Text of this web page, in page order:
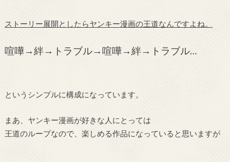
ストーリー展開としたらヤンキー漫画の王道なんですよね。
喧嘩→絆→トラブル→喧嘩→絆→トラブル…
というシンプルに構成になっています。
まあ、ヤンキー漫画が好きな人にとっては
王道のループなので、楽しめる作品になっていると思いますが